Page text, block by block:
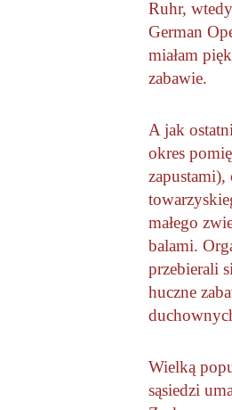
Ruhr,
German
miałam
zabawie.
A jak
okres
małego
balami.
przebierali
huczne
Wielką
sąsiedzi